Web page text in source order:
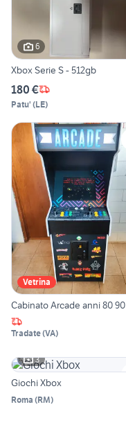
6
Xbox Serie S - 512gb
180 €
Patu' (LE)
Vetrina
Cabinato Arcade anni 80 90
Tradate(VA)
3
Giochi Xbox
Roma (RM)